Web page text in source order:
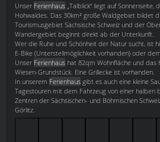
Unser Ferienhaus „Talblick“ liegt auf
Hohwaldes. Das 30km² große Waldgebiet bildet
Tourismusgebiet Sächsische Schweiz und der
Wandergebiet beginnt direkt ab der Unterkunft.
Wer die Ruhe und Schönheit der Natur sucht, ist
E-Bike (Unterstellmöglichkeit vorhanden) oder
Unser Ferienhaus hat 82qm Wohnfläche und das
Wiesen-Grundstück. Eine Grillecke ist vorhanden.
In unserem Ferienhaus gibt es auch eine kleine
Tagestouren mit dem Fahrzeug von einer halben
Zentren der Sächsischen- und Böhmischen
Görlitz.